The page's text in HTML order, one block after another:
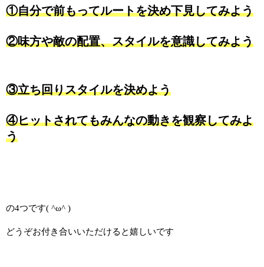
①自分で前もってルートを決め下見してみよう
②味方や敵の配置、スタイルを意識してみよう
③立ち回りスタイルを決めよう
④ヒットされてもみんなの動きを観察してみよ
う
の4つです( ^ω^ )
どうぞお付き合いいただけると嬉しいです